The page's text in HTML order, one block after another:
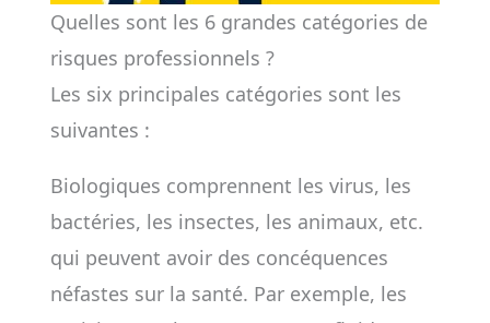
Quelles sont les 6 grandes catégories de
risques professionnels ?
Les six principales catégories sont les
suivantes :
Biologiques comprennent les virus, les
bactéries, les insectes, les animaux, etc.
qui peuvent avoir des concéquences
néfastes sur la santé. Par exemple, les